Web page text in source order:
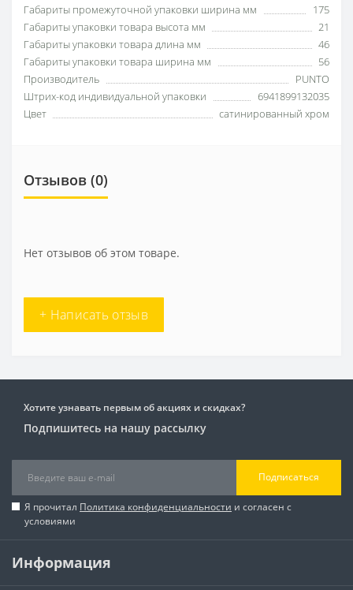
Габариты промежуточной упаковки ширина мм
175
Габариты упаковки товара высота мм
21
Габариты упаковки товара длина мм
46
Габариты упаковки товара ширина мм
56
Производитель
PUNTO
Штрих-код индивидуальной упаковки
6941899132035
Цвет
сатинированный хром
Отзывов (0)
Нет отзывов об этом товаре.
+ Написать отзыв
Хотите узнавать первым об акциях и скидках?
Подпишитесь на нашу рассылку
Подписаться
Я прочитал Политика конфиденциальности и согласен с
условиями
Информация